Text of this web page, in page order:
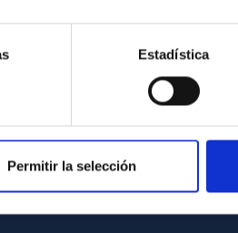
Estadística
Permitir la selección
Mapa web
Políticas de privacidad
Aviso legal